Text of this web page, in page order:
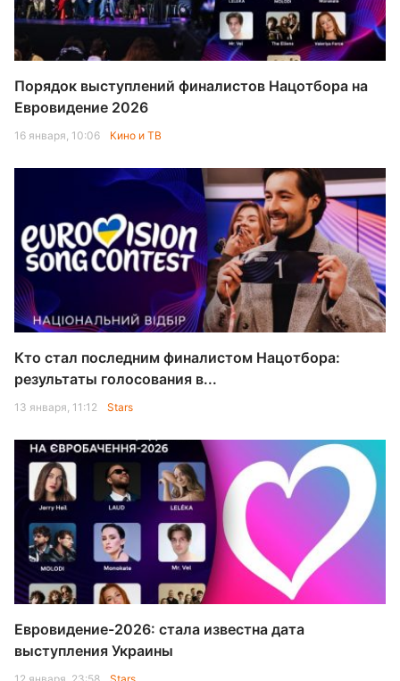
Порядок выступлений финалистов Нацотбора на
Евровидение 2026
16 января, 10:06 Кино и ТВ
Кто стал последним финалистом Нацотбора:
результаты голосования в...
13 января, 11:12 Stars
Евровидение-2026: стала известна дата
выступления Украины